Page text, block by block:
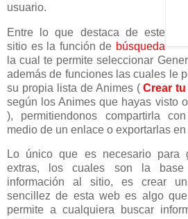
usuario.
Entre lo que destaca de este
sitio es la función de búsqueda
la cual te permite seleccionar
además de funciones las cuales le
su propia lista de Animes (Crear
según los Animes que hayas visto
), permitiendonos compartirla
medio de un enlace o exportarlas
Lo único que es necesario para
extras, los cuales son la
información al sitio, es crear
sencillez de esta web es algo
permite a cualquiera buscar